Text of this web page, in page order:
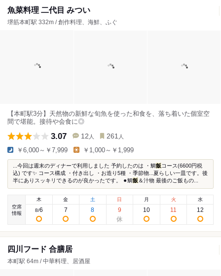
魚菜料理 二代目 みつい
堺筋本町駅 332m / 創作料理、海鮮、ふぐ
【本町駅3分】天然物の新鮮な旬魚を使った和食を、落ち着いた個室空
間で堪能。接待や会食に◎
3.07 12 人 261 人
￥6,000～￥7,999 ￥1,000～￥1,999
...今回は週末のディナーで利用しました 予約したのは ・鯛飯 コース(6600円税
込) です✨ コース構成️ ・付き出し ・お造り5種 ・季節物...夏らしい一皿です。後
半にありスッキリできるのが良かったです。 ⚫︎鯛飯 ＆汁物 最後のご飯もの...
空席
情報
木
8/6
金
7
土
8
日
9
月
10
火
11
水
12
四川フード 合膳居
本町駅 64m / 中華料理、居酒屋